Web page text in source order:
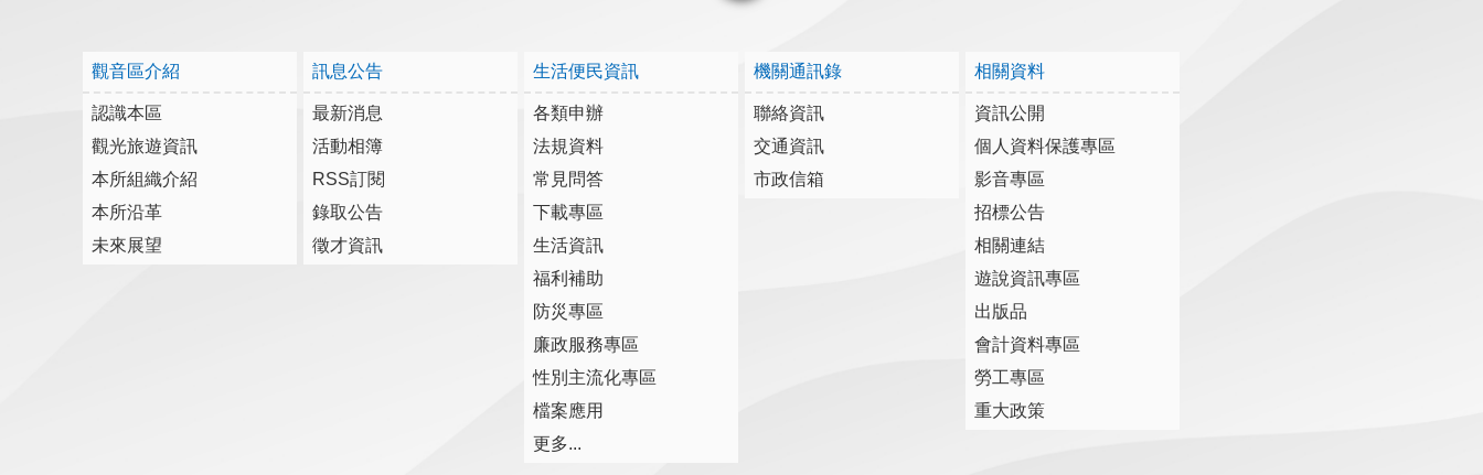
關閉
觀音區介紹
認識本區
觀光旅遊資訊
本所組織介紹
本所沿革
未來展望
訊息公告
最新消息
活動相簿
RSS訂閱
錄取公告
徵才資訊
生活便民資訊
各類申辦
法規資料
常見問答
下載專區
生活資訊
福利補助
防災專區
廉政服務專區
性別主流化專區
檔案應用
更多...
機關通訊錄
聯絡資訊
交通資訊
市政信箱
相關資料
資訊公開
個人資料保護專區
影音專區
招標公告
相關連結
遊說資訊專區
出版品
會計資料專區
勞工專區
重大政策